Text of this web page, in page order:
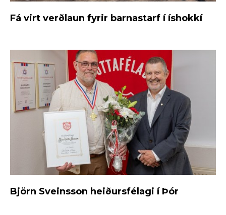
Fá virt verðlaun fyrir barnastarf í íshokkí
Björn Sveinsson heiðursfélagi í Þór